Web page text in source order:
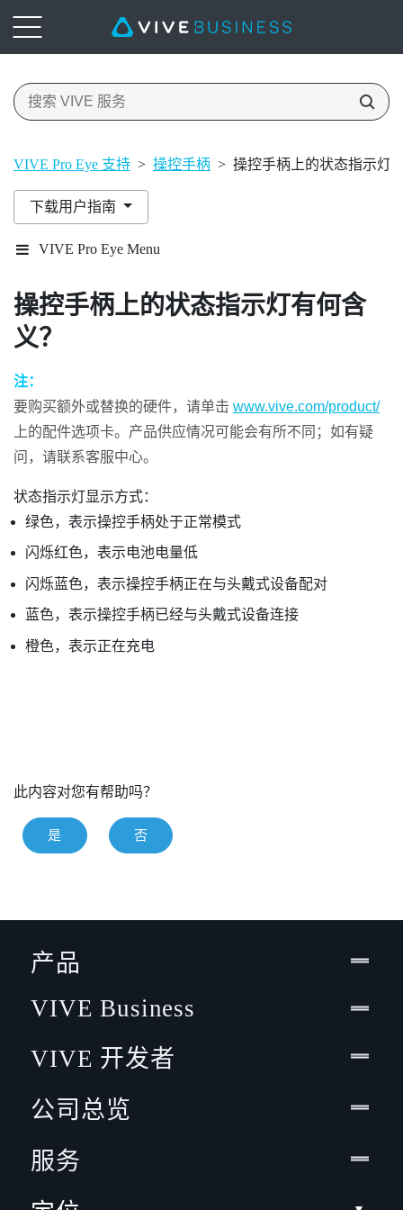
VIVE Pro Eye 支持 > 操控手柄 > 操控手柄上的状态指示灯
下载用户指南
VIVE Pro Eye Menu
操控手柄上的状态指示灯有何含
义？
注：
要购买额外或替换的硬件，请单击 www.vive.com/product/
上的配件选项卡。产品供应情况可能会有所不同；如有疑
问，请联系客服中心。
状态指示灯显示方式：
绿色，表示操控手柄处于正常模式
闪烁红色，表示电池电量低
闪烁蓝色，表示操控手柄正在与头戴式设备配对
蓝色，表示操控手柄已经与头戴式设备连接
橙色，表示正在充电
此内容对您有帮助吗？
是 否
产品
VIVE Business
VIVE 开发者
公司总览
服务